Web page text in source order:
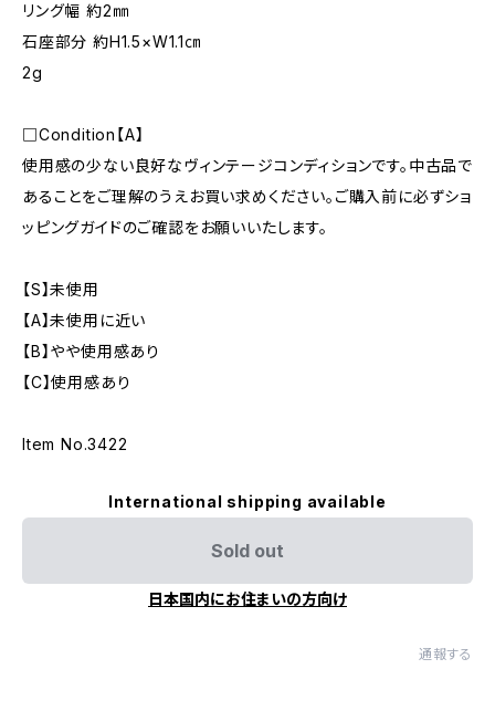
リング幅 約2㎜
石座部分 約H1.5×W1.1㎝
2g
□Condition【A】
使用感の少ない良好なヴィンテージコンディションです。中古品で
あることをご理解のうえお買い求めください。ご購入前に必ずショ
ッピングガイドのご確認をお願いいたします。
【S】未使用
【A】未使用に近い
【B】やや使用感あり
【C】使用感あり
Item No.3422
International shipping available
Sold out
日本国内にお住まいの方向け
通報する